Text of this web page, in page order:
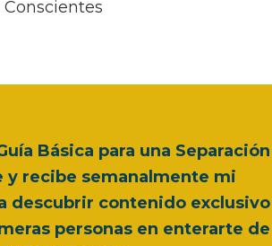
Básica para una Separación
y recibe semanalmente mi
descubrir contenido exclusivo
personas en enterarte de